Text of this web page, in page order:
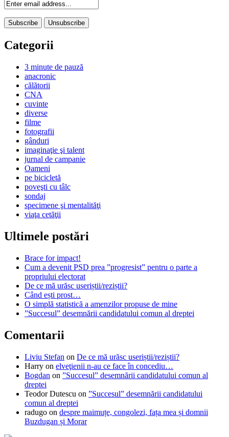
Categorii
3 minute de pauză
anacronic
călătorii
CNA
cuvinte
diverse
filme
fotografii
gânduri
imaginaţie şi talent
jurnal de campanie
Oameni
pe bicicletă
poveşti cu tâlc
sondaj
specimene şi mentalităţi
viaţa cetăţii
Ultimele postări
Brace for impact!
Cum a devenit PSD prea ”progresist” pentru o parte a
propriului electorat
De ce mă urăsc useriștii/reziștii?
Când ești prost…
O simplă statistică a amenzilor propuse de mine
”Succesul” desemnării candidatului comun al dreptei
Comentarii
Liviu Stefan on De ce mă urăsc useriștii/reziștii?
Harry on elveţienii n-au ce face în concediu…
Bogdan on ”Succesul” desemnării candidatului comun al
dreptei
Teodor Dutescu on ”Succesul” desemnării candidatului
comun al dreptei
radugo on despre maimuțe, congolezi, fața mea și domnii
Buzdugan și Morar